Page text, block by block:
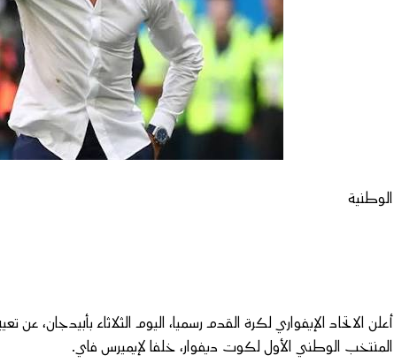
الوطنية
أعلن الاتحاد الإيفواري لكرة القدم رسميا، اليوم الثلاثاء بأبيدجان، عن
المنتخب الوطني الأول لكوت ديفوار، خلفا لإيميرس فاي.